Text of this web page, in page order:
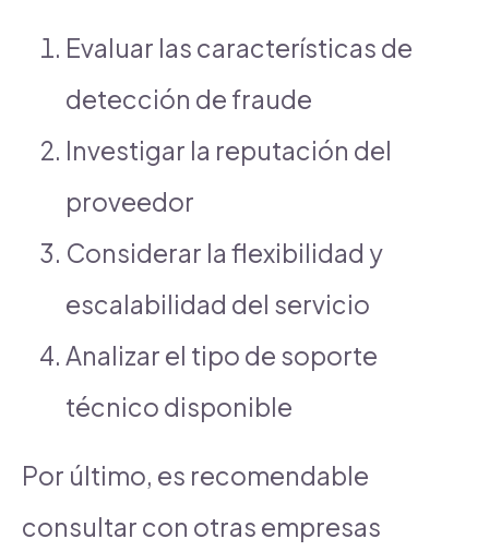
Evaluar las características de
detección de fraude
Investigar la reputación del
proveedor
Considerar la flexibilidad y
escalabilidad del servicio
Analizar el tipo de soporte
técnico disponible
Por último, es recomendable
consultar con otras empresas